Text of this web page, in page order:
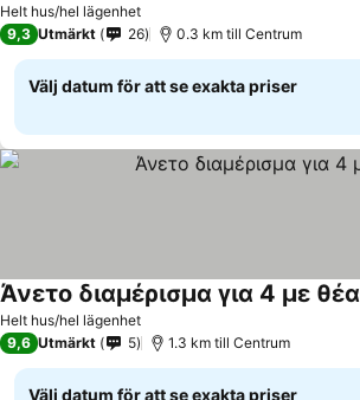
Helt hus/hel lägenhet
9,3 Utmärkt 26 0.3 km till Centrum
Välj datum för att se exakta priser
Helt hus/hel lägenhet
Άνετο διαμέρισμα για 4 με θέα
9,6 Utmärkt 5 1.3 km till Centrum
Välj datum för att se exakta priser